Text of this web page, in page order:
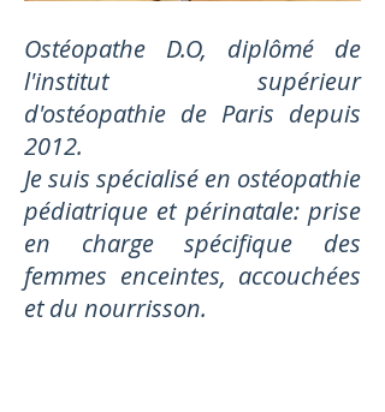
Ostéopathe D.O, diplômé de
l'institut supérieur
d'ostéopathie de Paris depuis
2012.
Je suis spécialisé en ostéopathie
pédiatrique et périnatale: prise
en charge spécifique des
femmes enceintes, accouchées
et du nourrisson.